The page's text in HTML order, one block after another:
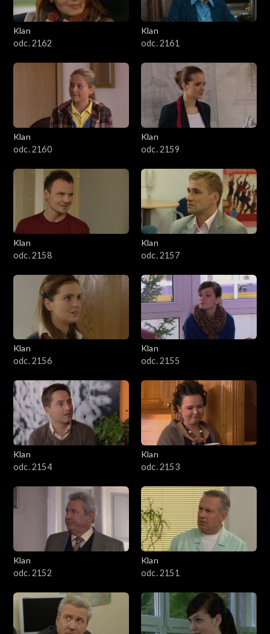
Klan
odc. 2162
Klan
odc. 2161
Klan
odc. 2160
Klan
odc. 2159
Klan
odc. 2158
Klan
odc. 2157
Klan
odc. 2156
Klan
odc. 2155
Klan
odc. 2154
Klan
odc. 2153
Klan
odc. 2152
Klan
odc. 2151